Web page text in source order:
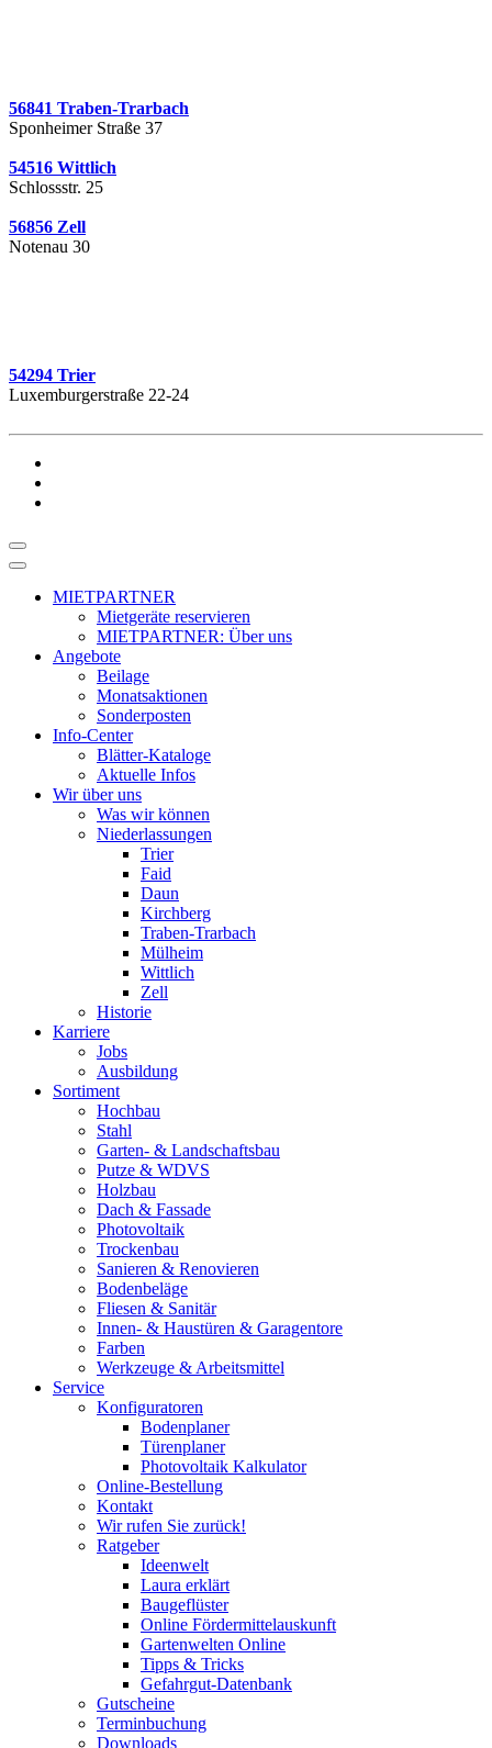
56841 Traben-Trarbach
Sponheimer Straße 37
54516 Wittlich
Schlossstr. 25
56856 Zell
Notenau 30
54294 Trier
Luxemburgerstraße 22-24
MIETPARTNER
Mietgeräte reservieren
MIETPARTNER: Über uns
Angebote
Beilage
Monatsaktionen
Sonderposten
Info-Center
Blätter-Kataloge
Aktuelle Infos
Wir über uns
Was wir können
Niederlassungen
Trier
Faid
Daun
Kirchberg
Traben-Trarbach
Mülheim
Wittlich
Zell
Historie
Karriere
Jobs
Ausbildung
Sortiment
Hochbau
Stahl
Garten- & Landschaftsbau
Putze & WDVS
Holzbau
Dach & Fassade
Photovoltaik
Trockenbau
Sanieren & Renovieren
Bodenbeläge
Fliesen & Sanitär
Innen- & Haustüren & Garagentore
Farben
Werkzeuge & Arbeitsmittel
Service
Konfiguratoren
Bodenplaner
Türenplaner
Photovoltaik Kalkulator
Online-Bestellung
Kontakt
Wir rufen Sie zurück!
Ratgeber
Ideenwelt
Laura erklärt
Baugeflüster
Online Fördermittelauskunft
Gartenwelten Online
Tipps & Tricks
Gefahrgut-Datenbank
Gutscheine
Terminbuchung
Downloads